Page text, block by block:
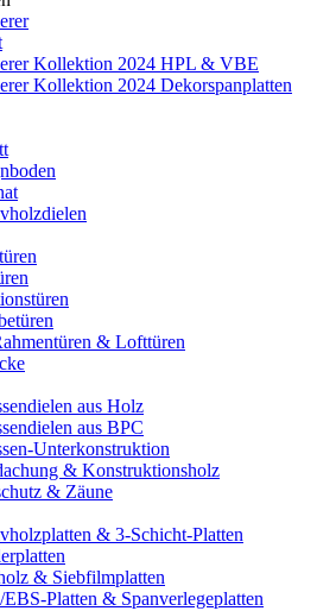
Kollektion 2024 HPL & VBE
Kollektion 2024 Dekorspanplatten
& Lofttüren
aus Holz
aus BPC
Unterkonstruktion
& Konstruktionsholz
& Zäune
& 3-Schicht-Platten
& Siebfilmplatten
Platten & Spanverlegeplatten